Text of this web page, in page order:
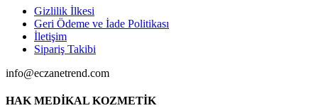
Gizlilik İlkesi
Geri Ödeme ve İade Politikası
İletişim
Sipariş Takibi
info@eczanetrend.com
HAK MEDİKAL KOZMETİK